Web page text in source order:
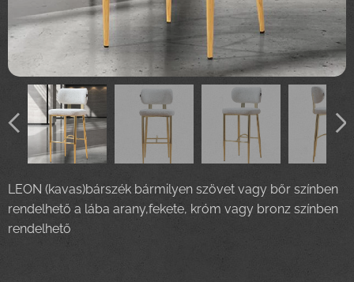
LEON (kavas)bárszék bármilyen szövet vagy bőr színben
rendelhető a lába arany,fekete, króm vagy bronz színben
rendelhető